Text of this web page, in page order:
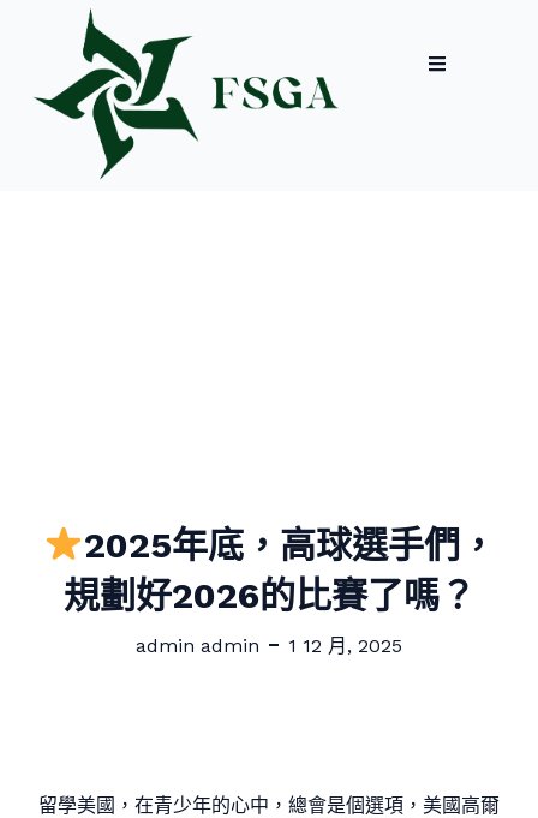
2025年底，高球選手們，
規劃好2026的比賽了嗎？
admin admin 1 12 月, 2025
留學美國，在青少年的心中，總會是個選項，美國高爾